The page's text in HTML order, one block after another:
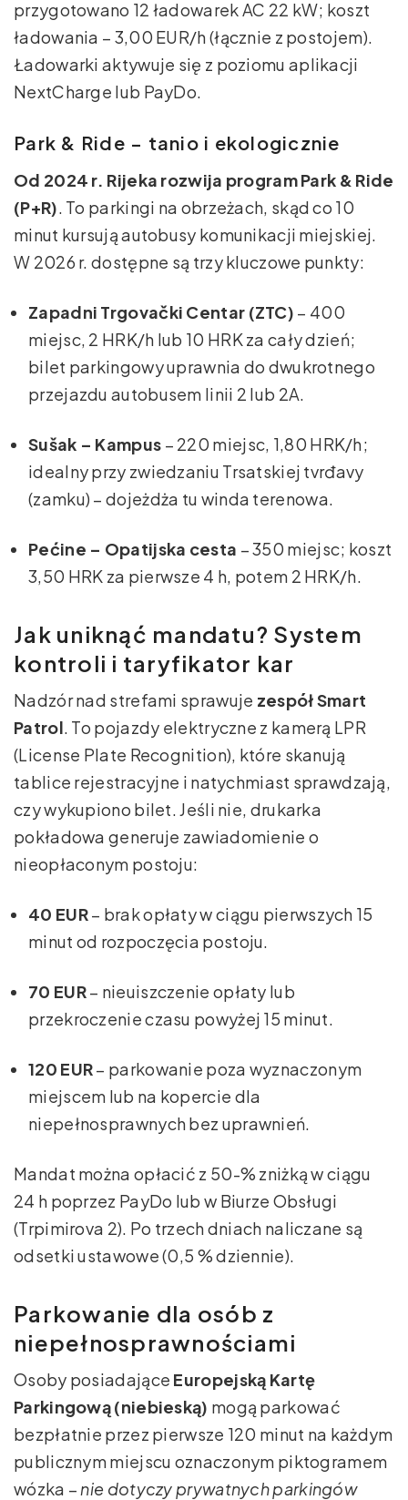
przygotowano 12 ładowarek AC 22 kW; koszt
ładowania – 3,00 EUR/h (łącznie z postojem).
Ładowarki aktywuje się z poziomu aplikacji
NextCharge lub PayDo.
Park & Ride – tanio i ekologicznie
Od 2024 r. Rijeka rozwija program Park & Ride
(P+R). To parkingi na obrzeżach, skąd co 10
minut kursują autobusy komunikacji miejskiej.
W 2026 r. dostępne są trzy kluczowe punkty:
Zapadni Trgovački Centar (ZTC) – 400
miejsc, 2 HRK/h lub 10 HRK za cały dzień;
bilet parkingowy uprawnia do dwukrotnego
przejazdu autobusem linii 2 lub 2A.
Sušak – Kampus – 220 miejsc, 1,80 HRK/h;
idealny przy zwiedzaniu Trsatskiej tvrđavy
(zamku) – dojeżdża tu winda terenowa.
Pećine – Opatijska cesta – 350 miejsc; koszt
3,50 HRK za pierwsze 4 h, potem 2 HRK/h.
Jak uniknąć mandatu? System
kontroli i taryfikator kar
Nadzór nad strefami sprawuje zespół Smart
Patrol. To pojazdy elektryczne z kamerą LPR
(License Plate Recognition), które skanują
tablice rejestracyjne i natychmiast sprawdzają,
czy wykupiono bilet. Jeśli nie, drukarka
pokładowa generuje zawiadomienie o
nieopłaconym postoju:
40 EUR– brak opłaty w ciągu pierwszych 15
minut od rozpoczęcia postoju.
70 EUR– nieuiszczenie opłaty lub
przekroczenie czasu powyżej 15 minut.
120 EUR– parkowanie poza wyznaczonym
miejscem lub na kopercie dla
niepełnosprawnych bez uprawnień.
Mandat można opłacić z 50-% zniżką w ciągu
24 h poprzez PayDo lub w Biurze Obsługi
(Trpimirova 2). Po trzech dniach naliczane są
odsetki ustawowe (0,5 % dziennie).
Parkowanie dla osób z
niepełnosprawnościami
Osoby posiadające Europejską Kartę
Parkingową (niebieską) mogą parkować
bezpłatnie przez pierwsze 120 minut na każdym
publicznym miejscu oznaczonym piktogramem
wózka – nie dotyczy prywatnych parkingów